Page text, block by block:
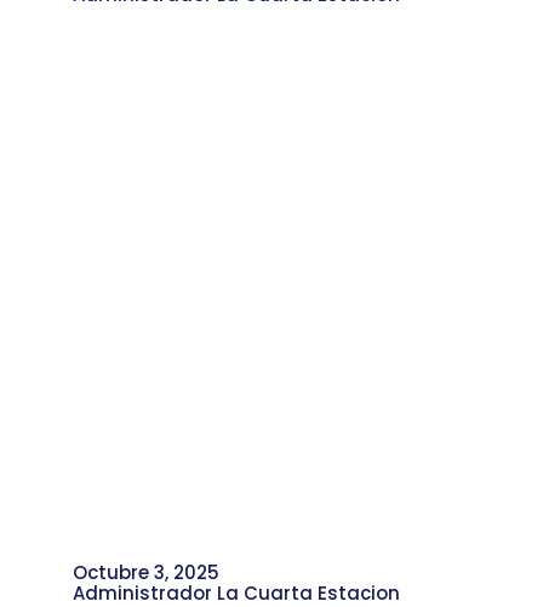
Octubre 3, 2025
Administrador La Cuarta Estacion